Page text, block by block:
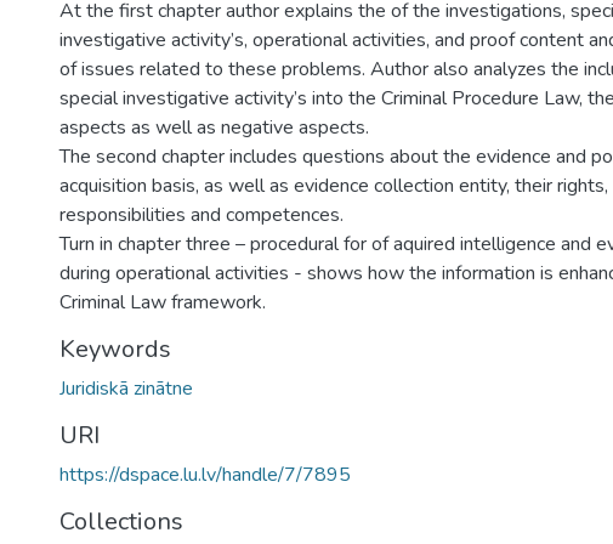
At the first chapter author explains the of the investigations,
investigative activity’s, operational activities, and proof content
of issues related to these problems. Author also analyzes the
special investigative activity’s into the Criminal Procedure Law,
aspects as well as negative aspects.
The second chapter includes questions about the evidence and
acquisition basis, as well as evidence collection entity, their rights,
responsibilities and competences.
Turn in chapter three – procedural for of aquired intelligence and
during operational activities - shows how the information is
Criminal Law framework.
Keywords
Juridiskā zinātne
URI
https://dspace.lu.lv/handle/7/7895
Collections